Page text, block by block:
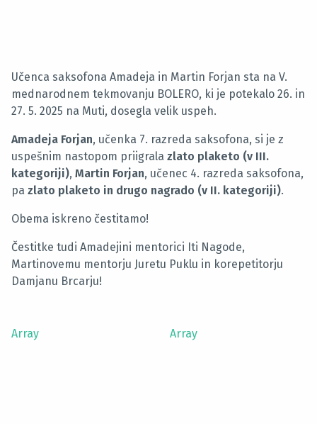
Učenca saksofona Amadeja in Martin Forjan sta na V.
mednarodnem tekmovanju BOLERO, ki je potekalo 26. in
27. 5. 2025 na Muti, dosegla velik uspeh.
Amadeja Forjan, učenka 7. razreda saksofona, si je z
uspešnim nastopom priigrala zlato plaketo (v III.
kategoriji), Martin Forjan, učenec 4. razreda saksofona,
pa zlato plaketo in drugo nagrado (v II. kategoriji).
Obema iskreno čestitamo!
Čestitke tudi Amadejini mentorici Iti Nagode,
Martinovemu mentorju Juretu Puklu in korepetitorju
Damjanu Brcarju!
Array Array